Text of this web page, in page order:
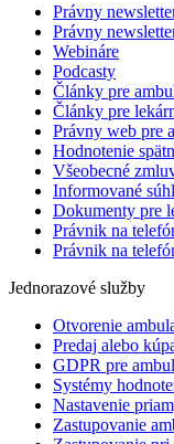
Právny
Právny
Webináre
Podcasty
Články pre
Články pre
Právny web pre
Hodnotenie
Všeobecné
Informované
Dokumenty pre
Právnik na
Právnik na
Jednorazové služby
Otvorenie
Predaj alebo
GDPR pre
Systémy
Nastavenie
Zastupovanie